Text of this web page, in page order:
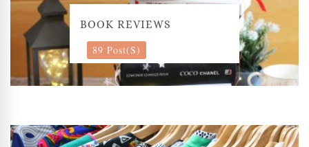
BOOK REVIEWS
89 Post(s)